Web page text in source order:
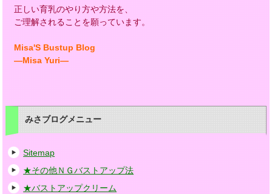
正しい育乳のやり方や方法を、
ご理解されることを願っています。
Misa'S Bustup Blog
―Misa Yuri―
みさブログメニュー
Sitemap
★その他ＮＧバストアップ法
★バストアップクリーム